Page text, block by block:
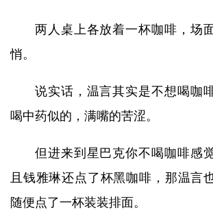
两人桌上各放着一杯咖啡，场
悄。
说实话，温言其实是不想喝咖
喝中药似的，满嘴的苦涩。
但进来到星巴克你不喝咖啡感
且钱雅琳还点了杯黑咖啡，那温言
随便点了一杯装装排面。